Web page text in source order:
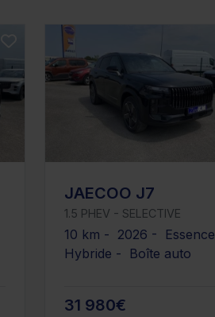
JAECOO J7
1.5 PHEV - SELECTIVE
10 km - 2026 - Essence
Hybride - Boîte auto
31 980€